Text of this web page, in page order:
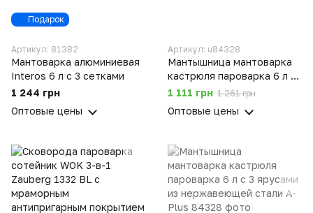
Подарок
Артикул: 81382
Мантоварка алюминиевая
Interos 6 л с 3 сетками
1 244 грн
Оптовые цены
Артикул: u84328
Мантышница мантоварка
кастрюля пароварка 6 л с
3 ярусами из
Plus Уценка
1 111 грн 1 261 грн
Оптовые цены